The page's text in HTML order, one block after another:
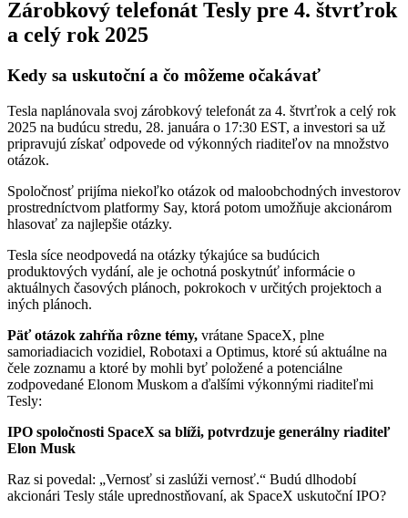
Zárobkový telefonát Tesly pre 4. štvrťrok
a celý rok 2025
Kedy sa uskutoční a čo môžeme očakávať
Tesla naplánovala svoj zárobkový telefonát za 4. štvrťrok a celý rok
2025 na budúcu stredu, 28. januára o 17:30 EST, a investori sa už
pripravujú získať odpovede od výkonných riaditeľov na množstvo
otázok.
Spoločnosť prijíma niekoľko otázok od maloobchodných investorov
prostredníctvom platformy Say, ktorá potom umožňuje akcionárom
hlasovať za najlepšie otázky.
Tesla síce neodpovedá na otázky týkajúce sa budúcich
produktových vydání, ale je ochotná poskytnúť informácie o
aktuálnych časových plánoch, pokrokoch v určitých projektoch a
iných plánoch.
Päť otázok zahŕňa rôzne témy, vrátane SpaceX, plne
samoriadiacich vozidiel, Robotaxi a Optimus, ktoré sú aktuálne na
čele zoznamu a ktoré by mohli byť položené a potenciálne
zodpovedané Elonom Muskom a ďalšími výkonnými riaditeľmi
Tesly:
IPO spoločnosti SpaceX sa blíži, potvrdzuje generálny riaditeľ
Elon Musk
Raz si povedal: „Vernosť si zaslúži vernosť.“ Budú dlhodobí
akcionári Tesly stále uprednostňovaní, ak SpaceX uskutoční IPO?